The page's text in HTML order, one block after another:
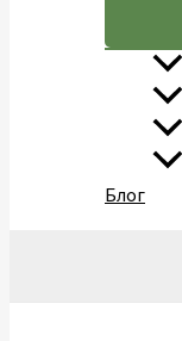
Блог